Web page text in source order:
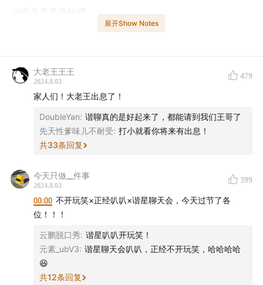
@宅天帝是浩楠吧
欢迎收听谐星聊天会~
本期节目由博世赞助播出。很开心能参与到博世天猫超级
品牌日策划的没事儿生活节中，给大家带来一些轻松时
这一期我们请来了友台，正经叭叭和不开玩笑的朋友，大
老王以及梁彦增，跟大家一起聊一聊夏天的故事。
关于夏天，你会想到哪些关键词？有什么难忘的，发生在
夏天的故事或者经历？
欢迎收听！
展开Show Notes
大老王王王
2024.8.03
479
家人们！大老王出息了！
DoubleYan: 谐聊真的是好起来了，都能请到我们王哥了
先天性爹味儿不耐受: 打小就看你将来有出息！
共33条回复
今天只做__件事
2024.8.03
399
00:00 不开玩笑×正经叭叭×谐星聊天会，今天过节了各
位！！！
云鹏脱口秀: 谐星叭叭开玩笑！
元素_ubV3: 谐星聊天会叭叭，正经不开玩笑，哈哈哈哈
😆
共12条回复